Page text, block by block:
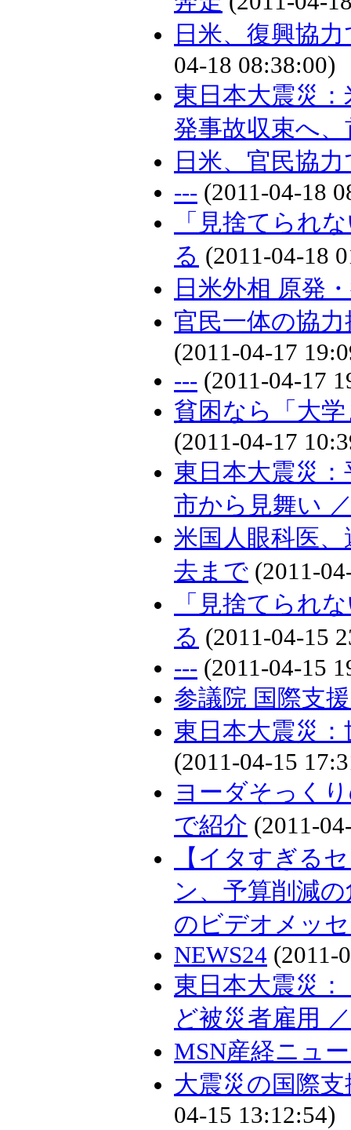
日米、復興協
04-18 08:38:00)
東日本大震災
発事故収束へ
日米、官民協
--- (2011-04-18
「見捨てられ
る (2011-04-18
日米外相 原発
官民一体の協
(2011-04-17
--- (2011-04-17
貧困なら「大
(2011-04-17
東日本大震災
市から見舞い
米国人眼科医
去まで (2011-
「見捨てられ
る (2011-04-15
--- (2011-04-15
参議院 国際支
東日本大震災
(2011-04-15
ヨーダそっく
で紹介 (2011-
【イタすぎる
ン、予算削減の
のビデオメッ
NEWS24 (2011-
東日本大震災
ど被災者雇用
MSN産経ニュ
大震災の国際
04-15 13:12:54)